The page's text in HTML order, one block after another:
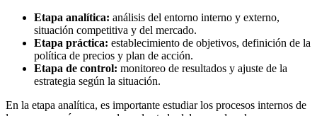
Etapa analítica: análisis del entorno interno y externo,
situación competitiva y del mercado.
Etapa práctica: establecimiento de objetivos, definición de la
política de precios y plan de acción.
Etapa de control: monitoreo de resultados y ajuste de la
estrategia según la situación.
En la etapa analítica, es importante estudiar los procesos internos de